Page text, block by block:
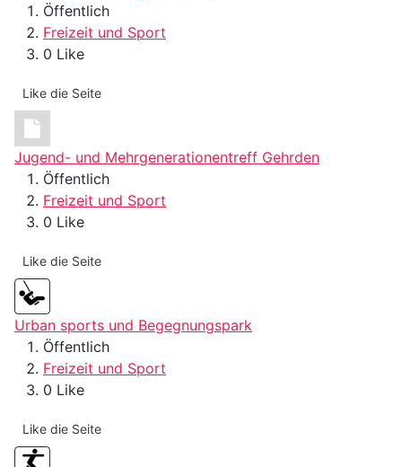
Öffentlich
Freizeit und Sport
0 Like
Like die Seite
Jugend- und Mehrgenerationentreff Gehrden
Öffentlich
Freizeit und Sport
0 Like
Like die Seite
Urban sports und Begegnungspark
Öffentlich
Freizeit und Sport
0 Like
Like die Seite